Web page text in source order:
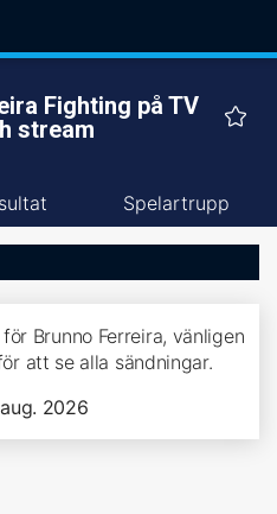
Fighting på TV
stream
Spelartrupp
Brunno Ferreira, vänligen
att se alla sändningar.
2026